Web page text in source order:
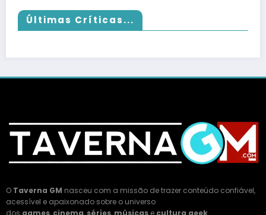
Últimas Críticas...
O Taverna GM nasceu com a missão de trazer conteúdo confiável,
acessível e apaixonado sobre o universo
dos games, cinema, séries, músicas e cultura geek.